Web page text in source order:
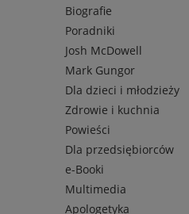
Biografie
Poradniki
Josh McDowell
Mark Gungor
Dla dzieci i młodzieży
Zdrowie i kuchnia
Powieści
Dla przedsiębiorców
e-Booki
Multimedia
Apologetyka